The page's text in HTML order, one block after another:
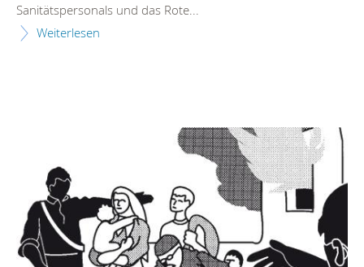
Sanitätspersonals und das Rote...
Weiterlesen